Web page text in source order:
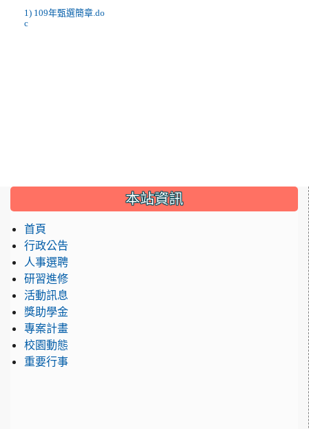
1) 109年甄選簡章.do
c
::: 本站資訊
首頁
行政公告
人事選聘
研習進修
活動訊息
獎助學金
專案計畫
校園動態
重要行事